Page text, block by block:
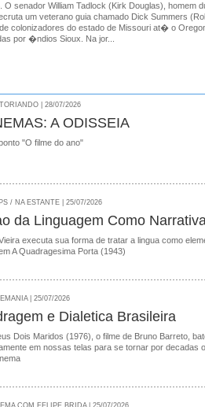
O senador William Tadlock (Kirk Douglas),
um veterano guia chamado Dick Summers
colonizadores do estado de Missouri at� o
por �ndios Sioux. Na jor...
| 28/07/2026
A ODISSEIA
"O filme do ano"
/ NA ESTANTE | 25/07/2026
da Linguagem Como
executa sua forma de tratar a lingua como
A Quadragesima Porta (1943)
| 25/07/2026
e Dialetica Brasileira
Dois Maridos (1976), o filme de Bruno Barreto,
em nossas telas para se tornar por decadas
COM FELIPE BRIDA | 25/07/2026